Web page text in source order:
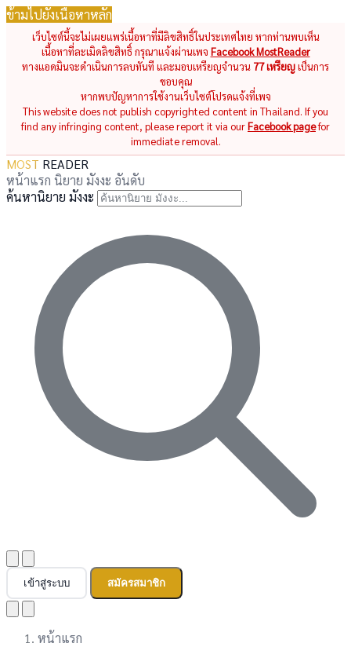
ข้ามไปยังเนื้อหาหลัก
เว็บไซต์นี้จะไม่เผยแพร่เนื้อหาที่มีลิขสิทธิ์ในประเทศไทย หากท่านพบเห็น
เนื้อหาที่ละเมิดลิขสิทธิ์ กรุณาแจ้งผ่านเพจ Facebook MostReader
ทางแอดมินจะดำเนินการลบทันที และมอบเหรียญจำนวน 77 เหรียญเป็นการ
ขอบคุณ
หากพบปัญหาการใช้งานเว็บไซต์โปรดแจ้งที่เพจ
This website does not publish copyrighted content in Thailand. If you
find any infringing content, please report it via ourFacebook pagefor
immediate removal.
MOST READER
หน้าแรก นิยาย มังงะ อันดับ
ค้นหานิยาย มังงะ
เข้าสู่ระบบ สมัครสมาชิก
หน้าแรก